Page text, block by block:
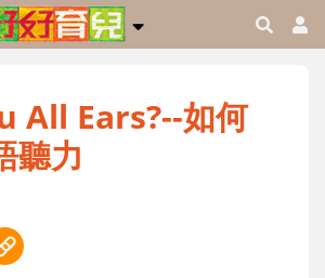
All Ears?--如何
聽力